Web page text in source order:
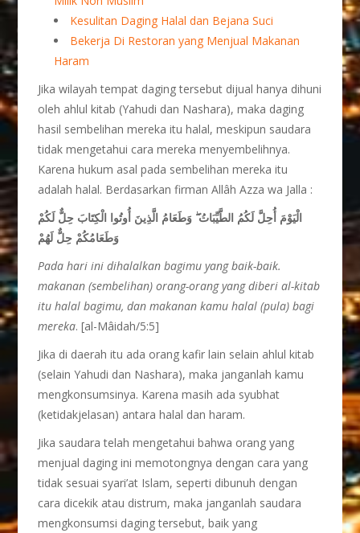
Kesulitan Daging Halal dan Bejana Suci
Bekerja Di Restoran yang Menjual Makanan
Haram
Jika wilayah tempat daging tersebut dijual hanya dihuni
oleh ahlul kitab (Yahudi dan Nashara), maka daging
hasil sembelihan mereka itu halal, meskipun saudara
tidak mengetahui cara mereka menyembelihnya.
Karena hukum asal pada sembelihan mereka itu
adalah halal. Berdasarkan firman Allâh Azza wa Jalla :
الْيَوْمَ أُحِلَّ لَكُمُ الطَّيِّبَاتُ ۖ وَطَعَامُ الَّذِينَ أُوتُوا الْكِتَابَ حِلٌّ لَكُمْ
وَطَعَامُكُمْ حِلٌّ لَهُمْ
Pada hari ini dihalalkan bagimu yang baik-baik.
makanan (sembelihan) orang-orang yang diberi al-kitab
itu halal bagimu, dan makanan kamu halal (pula) bagi
mereka. [al-Mâidah/5:5]
Jika di daerah itu ada orang kafir lain selain ahlul kitab
(selain Yahudi dan Nashara), maka janganlah kamu
mengkonsumsinya. Karena masih ada syubhat
(ketidakjelasan) antara halal dan haram.
Jika saudara telah mengetahui bahwa orang yang
menjual daging ini memotongnya dengan cara yang
tidak sesuai syari’at Islam, seperti dibunuh dengan
cara dicekik atau distrum, maka janganlah saudara
mengkonsumsi daging tersebut, baik yang